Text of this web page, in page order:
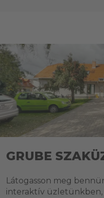
GRUBE
Látogasson meg
interaktív